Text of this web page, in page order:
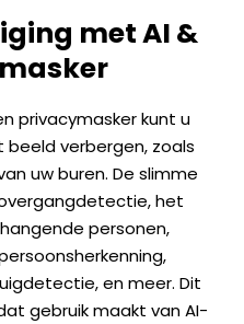
met AI &
privacymasker kunt u
verbergen, zoals
uw buren. De slimme
het
personen,
en meer. Dit
gebruik maakt van AI-